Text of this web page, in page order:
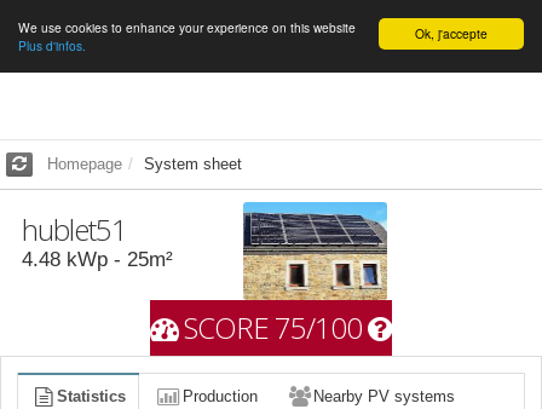
English Ok, j'accepte
We use cookies to enhance your experience on this website
Plus d'infos.
Homepage System sheet
hublet51
4.48 kWp - 25m²
SCORE 75/100
Statistics Production Nearby PV systems